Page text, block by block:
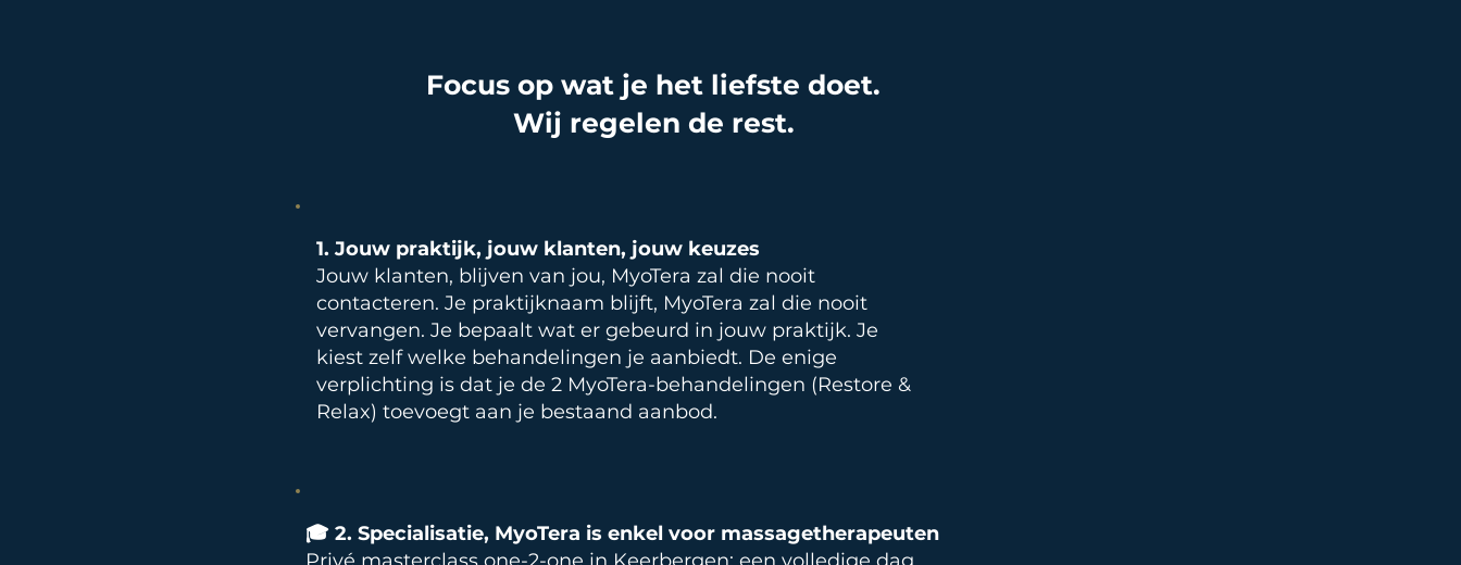
Focus op wat je het liefste doet.
Wij regelen de rest.
1. Jouw praktijk, jouw klanten, jouw keuzes
Jouw klanten, blijven van jou, MyoTera zal die nooit
contacteren. Je praktijknaam blijft, MyoTera zal die nooit
vervangen. Je bepaalt wat er gebeurd in jouw praktijk. Je
kiest zelf welke behandelingen je aanbiedt. De enige
verplichting is dat je de 2 MyoTera-behandelingen (Restore &
Relax) toevoegt aan je bestaand aanbod.
🎓 2. Specialisatie, MyoTera is enkel voor massagetherapeuten